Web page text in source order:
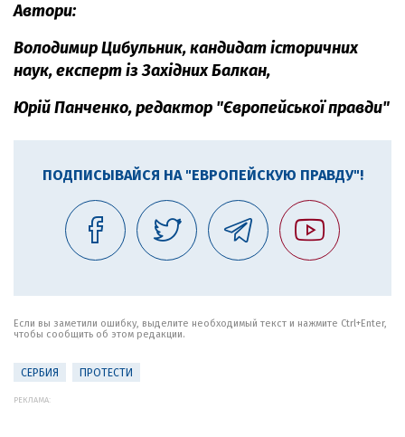
Автори:
Володимир Цибульник, кандидат історичних
наук, експерт із Західних Балкан,
Юрій Панченко, редактор "Європейської правди"
ПОДПИСЫВАЙСЯ НА "ЕВРОПЕЙСКУЮ ПРАВДУ"!
Если вы заметили ошибку, выделите необходимый текст и нажмите Ctrl+Enter,
чтобы сообщить об этом редакции.
СЕРБИЯ ПРОТЕСТИ
РЕКЛАМА: